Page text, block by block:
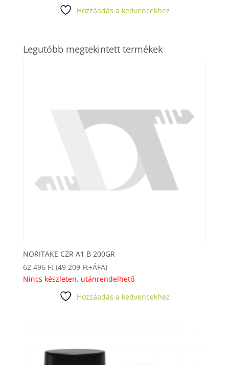
Hozzáadás a kedvencekhez
Legutóbb megtekintett termékek
NORITAKE CZR A1 B 200GR
62 496 Ft (49 209 Ft+ÁFA)
Nincs készleten, utánrendelhető
Hozzáadás a kedvencekhez